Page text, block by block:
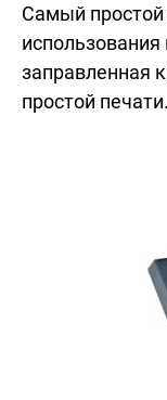
Самый
заправленная
простой печати.